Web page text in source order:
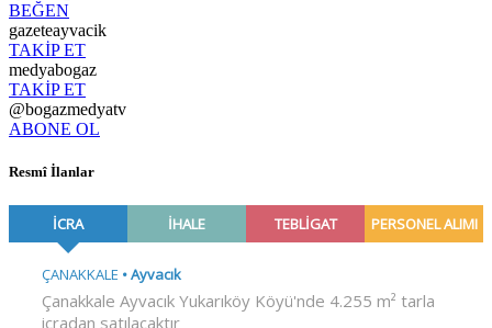
BEĞEN
gazeteayvacik
TAKİP ET
medyabogaz
TAKİP ET
@bogazmedyatv
ABONE OL
Resmî İlanlar